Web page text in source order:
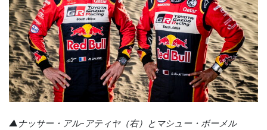
▲ナッサー・アル-アティヤ（右）とマシュー・ボーメル